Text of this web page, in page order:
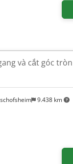
9.438 km
và cắt góc tròn